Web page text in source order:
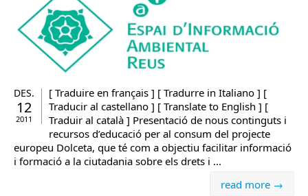
DES.
12
2011
[ Traduire en français ] [ Tradurre in Italiano ] [
Traducir al castellano ] [ Translate to English ] [
Traduir al català ] Presentació de nous continguts i
recursos d’educació per al consum del projecte
europeu Dolceta, que té com a objectiu facilitar informació
i formació a la ciutadania sobre els drets i ...
read more →